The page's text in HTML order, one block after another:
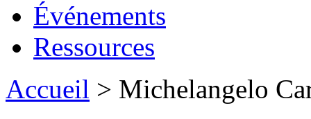
Événements
Ressources
Accueil > Michelangelo